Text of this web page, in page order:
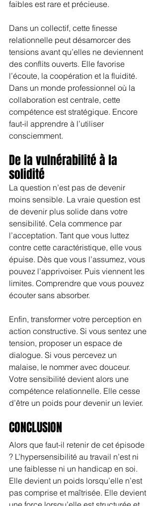
faibles est rare et précieuse.
Dans un collectif, cette finesse
relationnelle peut désamorcer des
tensions avant qu’elles ne deviennent
des conflits ouverts. Elle favorise
l’écoute, la coopération et la fluidité.
Dans un monde professionnel où la
collaboration est centrale, cette
compétence est stratégique. Encore
faut-il apprendre à l’utiliser
consciemment.
De la vulnérabilité à la
solidité
La question n’est pas de devenir
moins sensible. La vraie question est
de devenir plus solide dans votre
sensibilité. Cela commence par
l’acceptation. Tant que vous luttez
contre cette caractéristique, elle vous
épuise. Dès que vous l’assumez, vous
pouvez l’apprivoiser. Puis viennent les
limites. Comprendre que vous pouvez
écouter sans absorber.
Enfin, transformer votre perception en
action constructive. Si vous sentez une
tension, proposer un espace de
dialogue. Si vous percevez un
malaise, le nommer avec douceur.
Votre sensibilité devient alors une
compétence relationnelle. Elle cesse
d’être un poids pour devenir un levier.
CONCLUSION
Alors que faut-il retenir de cet épisode
? L’hypersensibilité au travail n’est ni
une faiblesse ni un handicap en soi.
Elle devient un poids lorsqu’elle n’est
pas comprise et maîtrisée. Elle devient